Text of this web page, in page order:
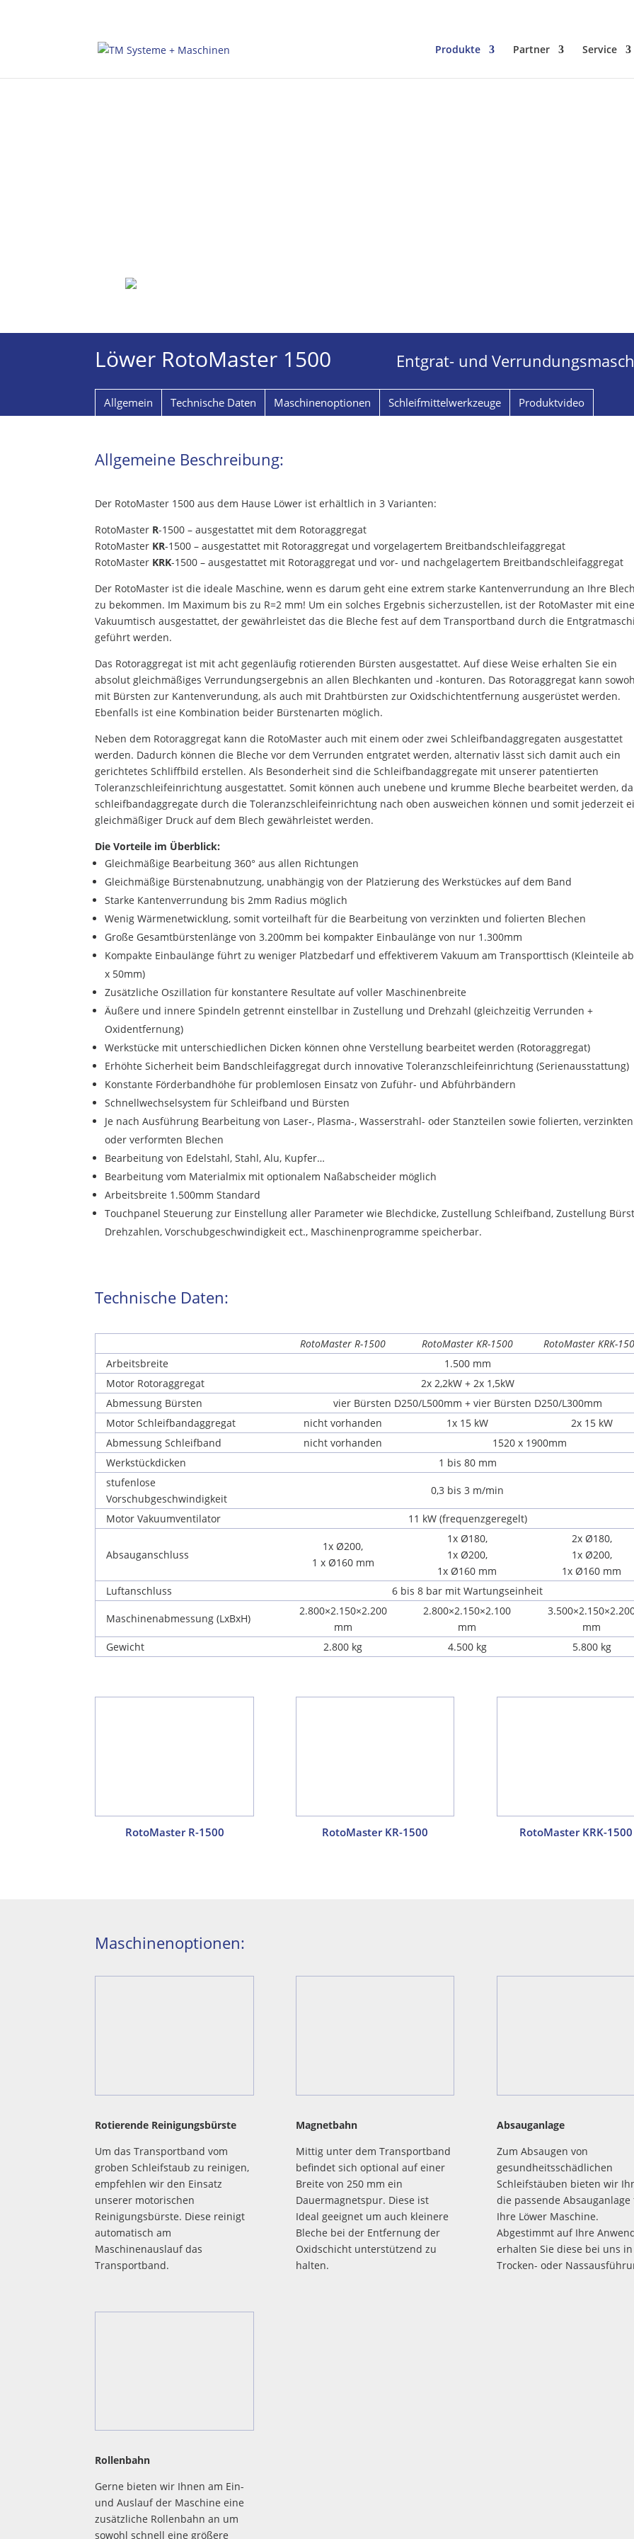
Produkte Partner Service
Löwer RotoMaster 1500 Entgrat- und
Allgemein Technische Daten Maschinenoptionen Schleifmittelwerkzeuge Produktvideo
Allgemeine Beschreibung:
Der RotoMaster 1500 aus dem Hause Löwer ist erhältlich in 3 Varianten:
RotoMaster R-1500 – ausgestattet mit dem Rotoraggregat
RotoMaster KR-1500 – ausgestattet mit Rotoraggregat und vorgelagertem Breitbandschleifaggregat
RotoMaster KRK-1500 – ausgestattet mit Rotoraggregat und vor- und nachgelagertem Breitbandschleifaggregat
Der RotoMaster ist die ideale Maschine, wenn es darum geht eine extrem starke Kantenverrundung an Ihre
zu bekommen. Im Maximum bis zu R=2 mm! Um ein solches Ergebnis sicherzustellen, ist der RotoMaster mit
Vakuumtisch ausgestattet, der gewährleistet das die Bleche fest auf dem Transportband durch die
geführt werden.
Das Rotoraggregat ist mit acht gegenläufig rotierenden Bürsten ausgestattet. Auf diese Weise erhalten Sie ein
absolut gleichmäßiges Verrundungsergebnis an allen Blechkanten und -konturen. Das Rotoraggregat kann
mit Bürsten zur Kantenverundung, als auch mit Drahtbürsten zur Oxidschichtentfernung ausgerüstet werden.
Ebenfalls ist eine Kombination beider Bürstenarten möglich.
Neben dem Rotoraggregat kann die RotoMaster auch mit einem oder zwei Schleifbandaggregaten ausgestattet
werden. Dadurch können die Bleche vor dem Verrunden entgratet werden, alternativ lässt sich damit auch ein
gerichtetes Schliffbild erstellen. Als Besonderheit sind die Schleifbandaggregate mit unserer patentierten
Toleranzschleifeinrichtung ausgestattet. Somit können auch unebene und krumme Bleche bearbeitet werden,
schleifbandaggregate durch die Toleranzschleifeinrichtung nach oben ausweichen können und somit jederzeit
gleichmäßiger Druck auf dem Blech gewährleistet werden.
Die Vorteile im Überblick:
Gleichmäßige Bearbeitung 360° aus allen Richtungen
Gleichmäßige Bürstenabnutzung, unabhängig von der Platzierung des Werkstückes auf dem Band
Starke Kantenverrundung bis 2mm Radius möglich
Wenig Wärmenetwicklung, somit vorteilhaft für die Bearbeitung von verzinkten und folierten Blechen
Große Gesamtbürstenlänge von 3.200mm bei kompakter Einbaulänge von nur 1.300mm
Kompakte Einbaulänge führt zu weniger Platzbedarf und effektiverem Vakuum am Transporttisch (Kleinteile
x 50mm)
Zusätzliche Oszillation für konstantere Resultate auf voller Maschinenbreite
Äußere und innere Spindeln getrennt einstellbar in Zustellung und Drehzahl (gleichzeitig Verrunden +
Oxidentfernung)
Werkstücke mit unterschiedlichen Dicken können ohne Verstellung bearbeitet werden (Rotoraggregat)
Erhöhte Sicherheit beim Bandschleifaggregat durch innovative Toleranzschleifeinrichtung (Serienausstattung)
Konstante Förderbandhöhe für problemlosen Einsatz von Zuführ- und Abführbändern
Schnellwechselsystem für Schleifband und Bürsten
Je nach Ausführung Bearbeitung von Laser-, Plasma-, Wasserstrahl- oder Stanzteilen sowie folierten, verzinkten
oder verformten Blechen
Bearbeitung von Edelstahl, Stahl, Alu, Kupfer…
Bearbeitung vom Materialmix mit optionalem Naßabscheider möglich
Arbeitsbreite 1.500mm Standard
Touchpanel Steuerung zur Einstellung aller Parameter wie Blechdicke, Zustellung Schleifband, Zustellung
Drehzahlen, Vorschubgeschwindigkeit ect., Maschinenprogramme speicherbar.
Technische Daten:
RotoMaster R-1500 RotoMaster KR-1500
RotoMaster KRK-
Arbeitsbreite
1.500 mm
Motor Rotoraggregat
2x 2,2kW + 2x 1,5kW
Abmessung Bürsten
vier Bürsten D250/L500mm + vier Bürsten D250/L300mm
Motor Schleifbandaggregat
nicht vorhanden 1x 15 kW
2x 15 kW
Abmessung Schleifband
nicht vorhanden
1520 x 1900mm
Werkstückdicken
1 bis 80 mm
stufenlose
Vorschubgeschwindigkeit
0,3 bis 3 m/min
Motor Vakuumventilator 11 kW (frequenzgeregelt)
Absauganschluss
1x Ø200,
1 x Ø160 mm
1x Ø180,
1x Ø200,
1x Ø160 mm
2x Ø180,
1x Ø200,
1x Ø160 mm
Luftanschluss
6 bis 8 bar mit Wartungseinheit
Maschinenabmessung (LxBxH)
2.800×2.150×2.200
mm
2.800×2.150×2.100
mm
mm
Gewicht
2.800 kg 4.500 kg 5.800 kg
RotoMaster R-1500 RotoMaster KR-1500 RotoMaster KRK-1500
Maschinenoptionen:
Rotierende Reinigungsbürste
Um das Transportband vom
groben Schleifstaub zu reinigen,
empfehlen wir den Einsatz
unserer motorischen
Reinigungsbürste. Diese reinigt
automatisch am
Maschinenauslauf das
Transportband.
Magnetbahn
Mittig unter dem Transportband
befindet sich optional auf einer
Breite von 250 mm ein
Dauermagnetspur. Diese ist
Ideal geeignet um auch kleinere
Bleche bei der Entfernung der
Oxidschicht unterstützend zu
halten.
Absauganlage
Zum Absaugen von
gesundheitsschädlichen
Schleifstäuben bieten wir
die passende
Ihre Löwer Maschine.
Abgestimmt auf Ihre
erhalten Sie diese bei uns in
Trocken- oder
Rollenbahn
Gerne bieten wir Ihnen am Ein-
und Auslauf der Maschine eine
zusätzliche Rollenbahn an um
sowohl schnell eine größere